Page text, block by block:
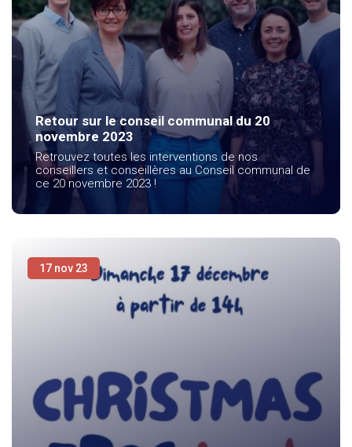
Retour sur le conseil communal du 20
novembre 2023
Retrouvez toutes les interventions de nos
conseillers et conseillères au Conseil communal de
ce 20 novembre 2023 !
17 nov 23